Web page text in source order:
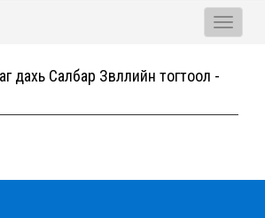
Toggle
дахь Салбар Зөвлөлийн тогтоол -